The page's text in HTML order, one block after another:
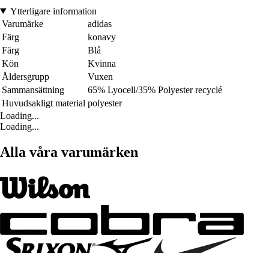
Ytterligare information
Varumärke
adidas
Färg
konavy
Färg
Blå
Kön
Kvinna
Åldersgrupp
Vuxen
Sammansättning
65% Lyocell/35% Polyester recyclé
Huvudsakligt material polyester
Loading...
Loading...
Alla våra varumärken